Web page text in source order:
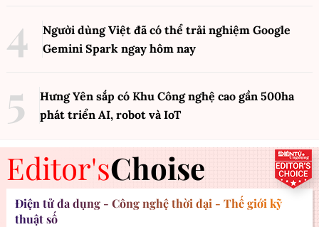
Người dùng Việt đã có thể trải nghiệm Google
Gemini Spark ngay hôm nay
Hưng Yên sắp có Khu Công nghệ cao gần 500ha
phát triển AI, robot và IoT
Editor'sChoise
Điện tử đa dụng - Công nghệ thời đại - Thế giới kỹ
thuật số